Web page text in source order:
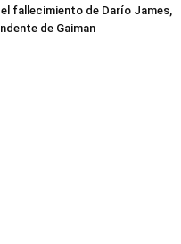
fallecimiento de Darío James,
de Gaiman